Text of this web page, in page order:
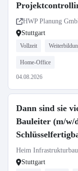
HWP Planung
Stuttgart
Vollzeit
Home-Office
04.08.2026
Dann sind sie
Bauleiter (m/w/
Heim
Stuttgart